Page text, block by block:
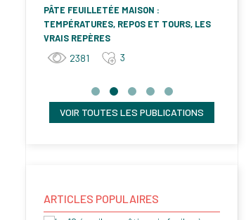
PÂTE FEUILLETÉE MAISON :
TEMPÉRATURES, REPOS ET TOURS, LES
VRAIS REPÈRES
2381 3
VOIR TOUTES LES PUBLICATIONS
ARTICLES POPULAIRES